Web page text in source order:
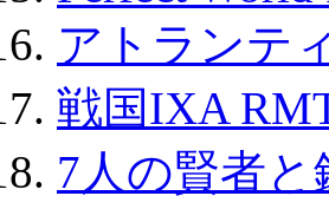
アトランテ
戦国IXA
7人の賢者